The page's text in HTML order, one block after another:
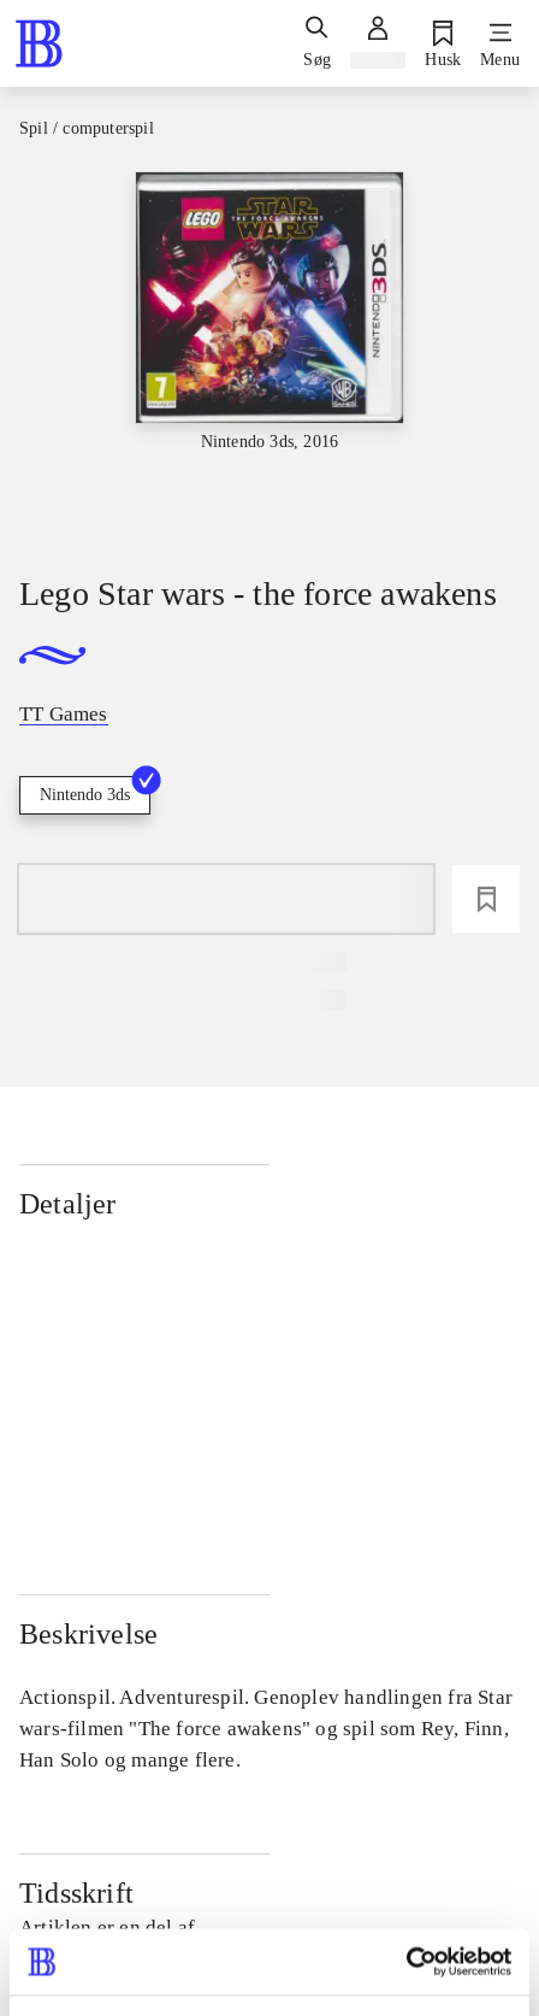
Søg Husk Menu
Spil / computerspil
Nintendo 3ds, 2016
Lego Star wars - the force awakens
TT Games
Nintendo 3ds
Detaljer
Beskrivelse
Actionspil. Adventurespil. Genoplev handlingen fra Star
wars-filmen "The force awakens" og spil som Rey, Finn,
Han Solo og mange flere.
Tidsskrift
Artiklen er en del af